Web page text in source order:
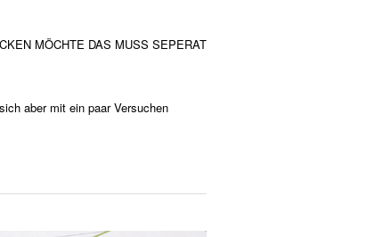
MÖCHTE DAS MUSS SEPERAT
aber mit ein paar Versuchen